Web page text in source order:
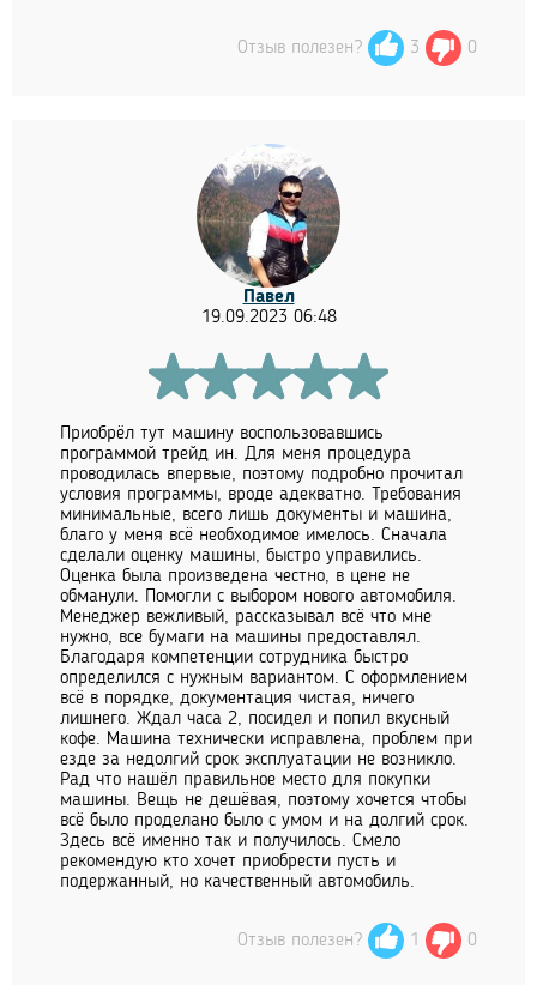
Отзыв полезен? 3 0
Павел
19.09.2023 06:48
Приобрёл тут машину воспользовавшись
программой трейд ин. Для меня процедура
проводилась впервые, поэтому подробно прочитал
условия программы, вроде адекватно. Требования
минимальные, всего лишь документы и машина,
благо у меня всё необходимое имелось. Сначала
сделали оценку машины, быстро управились.
Оценка была произведена честно, в цене не
обманули. Помогли с выбором нового автомобиля.
Менеджер вежливый, рассказывал всё что мне
нужно, все бумаги на машины предоставлял.
Благодаря компетенции сотрудника быстро
определился с нужным вариантом. С оформлением
всё в порядке, документация чистая, ничего
лишнего. Ждал часа 2, посидел и попил вкусный
кофе. Машина технически исправлена, проблем при
езде за недолгий срок эксплуатации не возникло.
Рад что нашёл правильное место для покупки
машины. Вещь не дешёвая, поэтому хочется чтобы
всё было проделано было с умом и на долгий срок.
Здесь всё именно так и получилось. Смело
рекомендую кто хочет приобрести пусть и
подержанный, но качественный автомобиль.
Отзыв полезен? 1 0